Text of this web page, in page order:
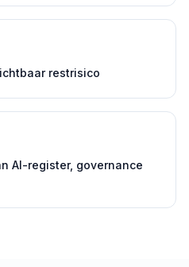
restrisico
AI-register, governance